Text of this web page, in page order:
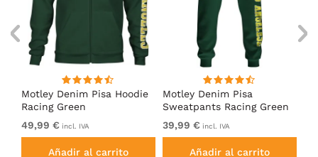
Motley Denim Pisa Hoodie
Racing Green
49,99 € incl. IVA
Añadir al carrito
Motley Denim Pisa
Sweatpants Racing Green
39,99 € incl. IVA
Añadir al carrito